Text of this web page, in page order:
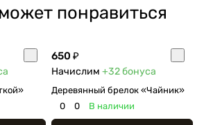
понравиться
650 ₽
Начислим +32бонуса
Деревянный брелок «Чайник»
0
0 В наличии